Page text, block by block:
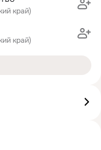
край)
край)